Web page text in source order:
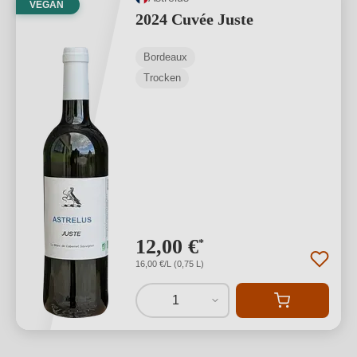
VEGAN
2024 Cuvée Juste
Bordeaux
Trocken
12,00 €*
16,00 €/L (0,75 L)
1